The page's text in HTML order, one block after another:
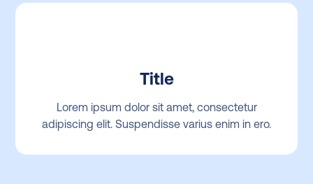
Title
Lorem ipsum dolor sit amet, consectetur
adipiscing elit. Suspendisse varius enim in ero.